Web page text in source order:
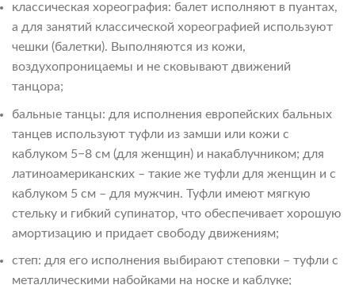
классическая хореография: балет исполняют в пуантах,
а для занятий классической хореографией используют
чешки (балетки). Выполняются из кожи,
воздухопроницаемы и не сковывают движений
танцора;
бальные танцы: для исполнения европейских бальных
танцев используют туфли из замши или кожи с
каблуком 5−8 см (для женщин) и накаблучником; для
латиноамериканских – такие же туфли для женщин и с
каблуком 5 см – для мужчин. Туфли имеют мягкую
стельку и гибкий супинатор, что обеспечивает хорошую
амортизацию и придает свободу движениям;
степ: для его исполнения выбирают степовки – туфли с
металлическими набойками на носке и каблуке;